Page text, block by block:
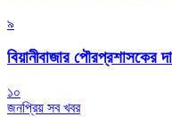
৯
বিয়ানীবাজার পৌরপ্রশাসকের
১০
জনপ্রিয় সব খবর